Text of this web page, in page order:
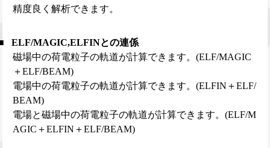
精度良く解析できます。
ELF/MAGIC,ELFINとの連係
磁場中の荷電粒子の軌道が計算できます。(ELF/MAGIC
＋ELF/BEAM)
電場中の荷電粒子の軌道が計算できます。(ELFIN＋ELF/
BEAM)
電場と磁場中の荷電粒子の軌道が計算できます。(ELF/M
AGIC＋ELFIN＋ELF/BEAM)